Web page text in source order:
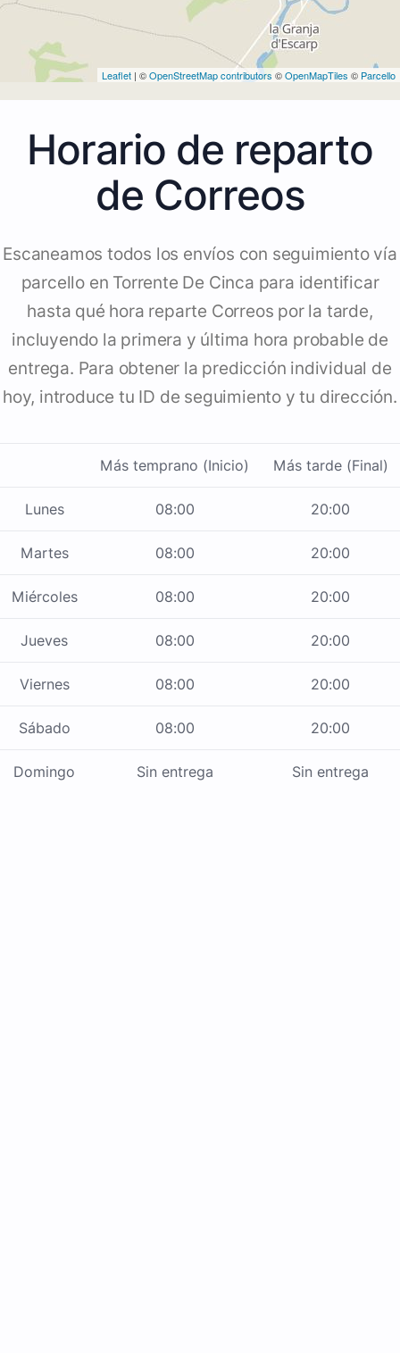
Leaflet | ©OpenStreetMap contributors ©OpenMapTiles © Parcello
Horario de reparto
de Correos
Escaneamos todos los envíos con seguimiento vía
parcello en Torrente De Cinca para identificar
hasta qué hora reparte Correos por la tarde,
incluyendo la primera y última hora probable de
entrega. Para obtener la predicción individual de
hoy, introduce tu ID de seguimiento y tu dirección.
Más temprano (Inicio) Más tarde (Final)
Lunes 08:00 20:00
Martes 08:00 20:00
Miércoles 08:00 20:00
Jueves 08:00 20:00
Viernes 08:00 20:00
Sábado 08:00 20:00
Domingo Sin entrega Sin entrega